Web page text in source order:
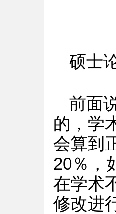
硕士
前面
的，学
会算到
20％，
在学术
修改进